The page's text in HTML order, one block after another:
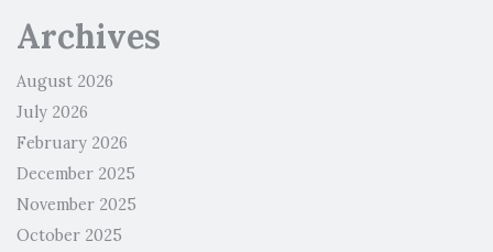
Archives
August 2026
July 2026
February 2026
December 2025
November 2025
October 2025